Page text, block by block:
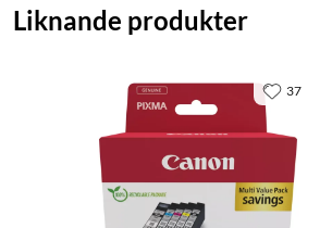
Liknande produkter
37